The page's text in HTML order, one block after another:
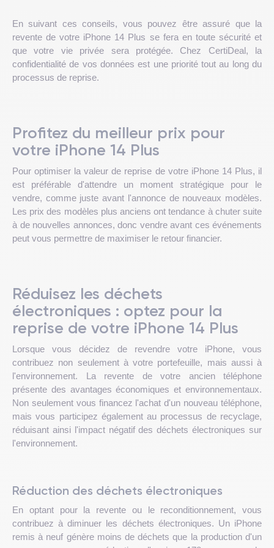
En suivant ces conseils, vous pouvez être assuré que la
revente de votre iPhone 14 Plus se fera en toute sécurité et
que votre vie privée sera protégée. Chez CertiDeal, la
confidentialité de vos données est une priorité tout au long du
processus de reprise.
Profitez du meilleur prix pour
votre iPhone 14 Plus
Pour optimiser la valeur de reprise de votre iPhone 14 Plus, il
est préférable d'attendre un moment stratégique pour le
vendre, comme juste avant l'annonce de nouveaux modèles.
Les prix des modèles plus anciens ont tendance à chuter suite
à de nouvelles annonces, donc vendre avant ces événements
peut vous permettre de maximiser le retour financier.
Réduisez les déchets
électroniques : optez pour la
reprise de votre iPhone 14 Plus
Lorsque vous décidez de revendre votre iPhone, vous
contribuez non seulement à votre portefeuille, mais aussi à
l'environnement. La revente de votre ancien téléphone
présente des avantages économiques et environnementaux.
Non seulement vous financez l'achat d'un nouveau téléphone,
mais vous participez également au processus de recyclage,
réduisant ainsi l'impact négatif des déchets électroniques sur
l'environnement.
Réduction des déchets électroniques
En optant pour la revente ou le reconditionnement, vous
contribuez à diminuer les déchets électroniques. Un iPhone
remis à neuf génère moins de déchets que la production d'un